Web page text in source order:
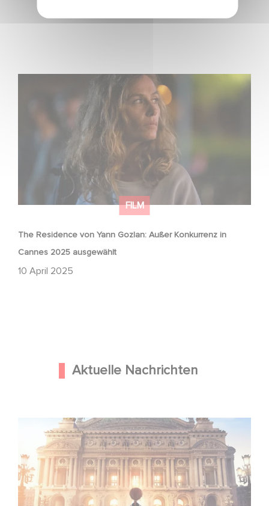
FILM
The Residence von Yann Gozlan: Außer Konkurrenz in
Cannes 2025 ausgewählt
10 April 2025
The Residence von Yann Gozlan: Außer Konkurrenz in
Cannes 2025 ausgewählt
Aktuelle Nachrichten
Gaumont und Good Hero kündigen die Fortsetzung von
Ballerina - Gib deinen Traum niemals auf an